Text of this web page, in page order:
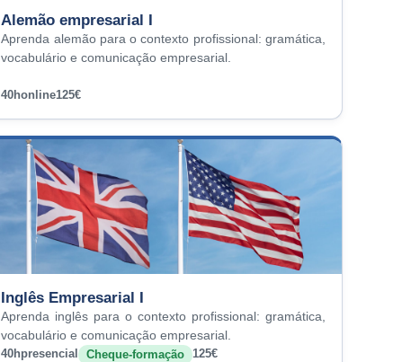
Alemão empresarial I
Aprenda alemão para o contexto profissional: gramática,
vocabulário e comunicação empresarial.
40honline125€
Inglês Empresarial I
Aprenda inglês para o contexto profissional: gramática,
vocabulário e comunicação empresarial.
40hpresencial Cheque-formação 125€